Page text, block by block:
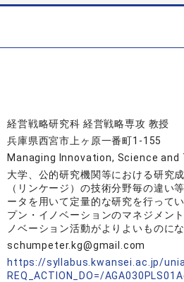
経営戦略研究科 経営戦略専攻 教授
兵庫県西宮市上ヶ原一番町1-155
Managing Innovation, Science and
大学、公的研究機関等における研究
（リンケージ）の技術分野毎の違い
ータを用いて定量的な研究を行って
プン・イノベーションのマネジメン
ノベーション活動がよりよいものに
schumpeter.kg@gmail.com
https://syllabus.kwansei.ac.jp/
REQ_ACTION_DO=/